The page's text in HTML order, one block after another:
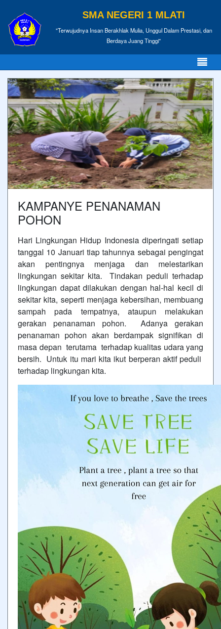
SMA NEGERI 1 MLATI
"Terwujudnya Insan Berakhlak Mulia, Unggul Dalam Prestasi, dan
Berdaya Juang Tinggi"
KAMPANYE PENANAMAN
POHON
Hari Lingkungan Hidup Indonesia diperingati setiap
tanggal 10 Januari tiap tahunnya sebagai pengingat
akan pentingnya menjaga dan melestarikan
lingkungan sekitar kita. Tindakan peduli terhadap
lingkungan dapat dilakukan dengan hal-hal kecil di
sekitar kita, seperti menjaga kebersihan, membuang
sampah pada tempatnya, ataupun melakukan
gerakan penanaman pohon. Adanya gerakan
penanaman pohon akan berdampak signifikan di
masa depan terutama terhadap kualitas udara yang
bersih. Untuk itu mari kita ikut berperan aktif peduli
terhadap lingkungan kita.